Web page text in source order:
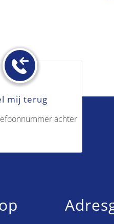
mij terug
achter